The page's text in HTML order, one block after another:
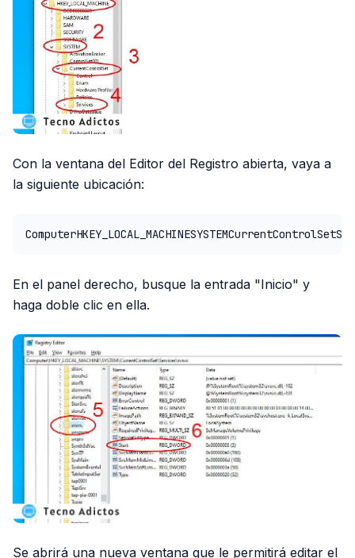
Con la ventana del Editor del Registro abierta, vaya a
la siguiente ubicación:
En el panel derecho, busque la entrada "Inicio" y
haga doble clic en ella.
Se abrirá una nueva ventana que le permitirá editar el